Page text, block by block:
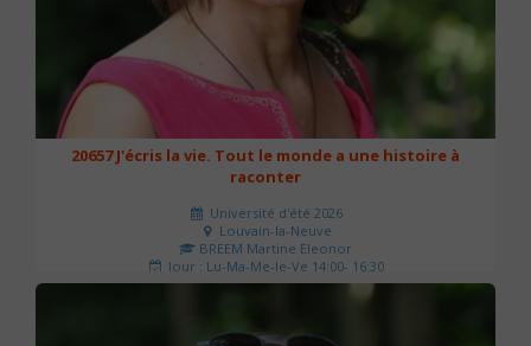
20657 J'écris la vie. Tout le monde a une histoire à
raconter
Université d'été 2026
Louvain-la-Neuve
BREEM Martine Eleonor
Jour : Lu-Ma-Me-Je-Ve 14:00- 16:30
Nombre de séances : 3